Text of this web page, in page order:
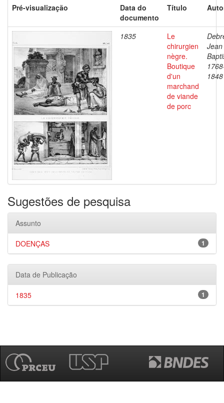
Pré-visualização
Data do
documento
Título
1835
Le
chirurgien
nègre.
Boutique
d'un
marchand
de viande
de porc
Jean
1848
Sugestões de pesquisa
Assunto
1
DOENÇAS
Data de Publicação
1
1835